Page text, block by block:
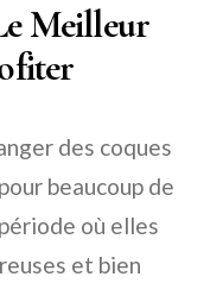
Meilleur
des coques
beaucoup de
où elles
et bien